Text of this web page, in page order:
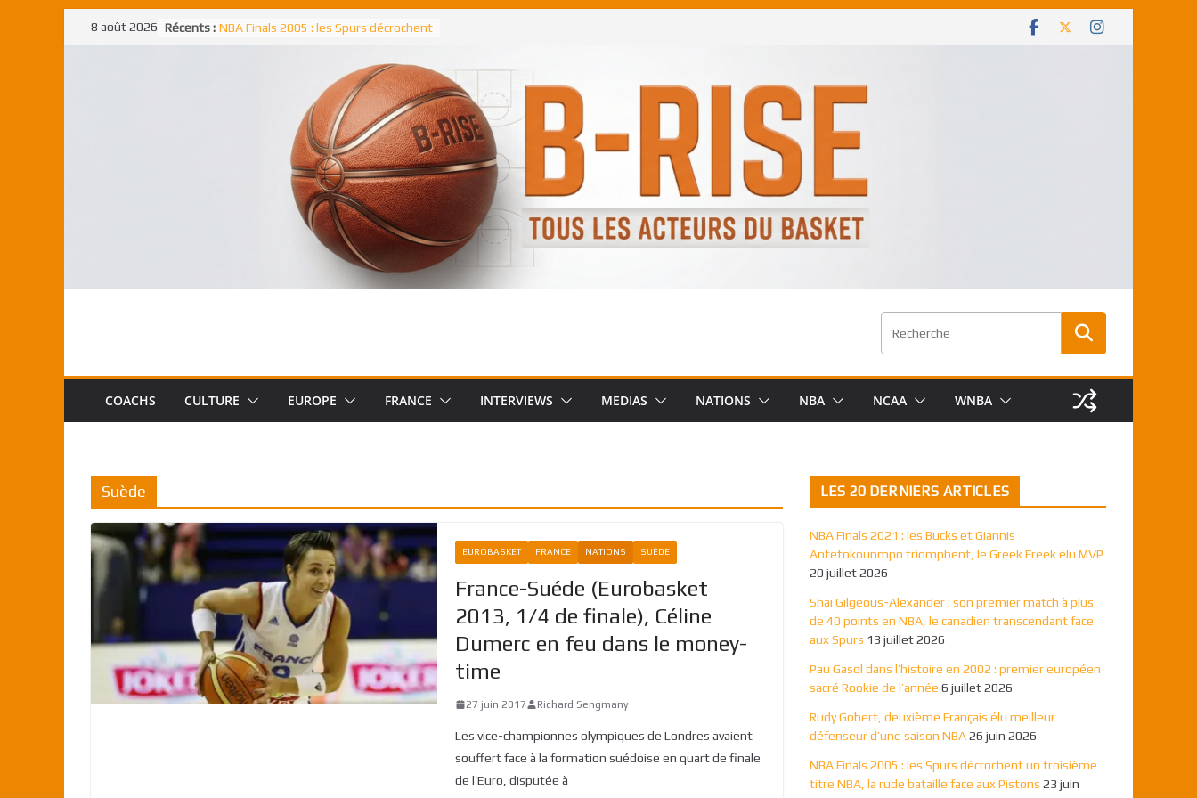
Passer8 août 2026 Récents : NBA Finals 2005 : les Spurs décrochent
NBA Finals 2021 : les Bucks et Giannis
Antetokounmpo triomphent, le Greek
Shai Gilgeous-Alexander : son premier
match à plus de 40 points en NBA, le
canadien transcendant face aux Spurs
Pau Gasol dans l’histoire en 2002 :
premier européen sacré Rookie de
Rudy Gobert, deuxième Français élu
meilleur défenseur d’une saison NBA
COACHS CULTURE EUROPE FRANCE INTERVIEWS MEDIAS NATIONS NBA NCAA WNBA
Suède
EUROBASKET FRANCE NATIONS SUÈDE
France-Suéde (Eurobasket
2013, 1/4 de finale), Céline
Dumerc en feu dans le money-
time
27 juin 2017 Richard Sengmany
Les vice-championnes olympiques de Londres avaient
souffert face à la formation suédoise en quart de finale
de l’Euro, disputée à
LES 20 DERNIERS ARTICLES
NBA Finals 2021 : les Bucks et Giannis
Antetokounmpo triomphent, le Greek Freek élu MVP
20 juillet 2026
Shai Gilgeous-Alexander : son premier match à plus
de 40 points en NBA, le canadien transcendant face
aux Spurs 13 juillet 2026
Pau Gasol dans l’histoire en 2002 : premier européen
sacré Rookie de l’année 6 juillet 2026
Rudy Gobert, deuxième Français élu meilleur
défenseur d’une saison NBA26 juin 2026
NBA Finals 2005 : les Spurs décrochent un troisième
titre NBA, la rude bataille face aux Pistons 23 juin